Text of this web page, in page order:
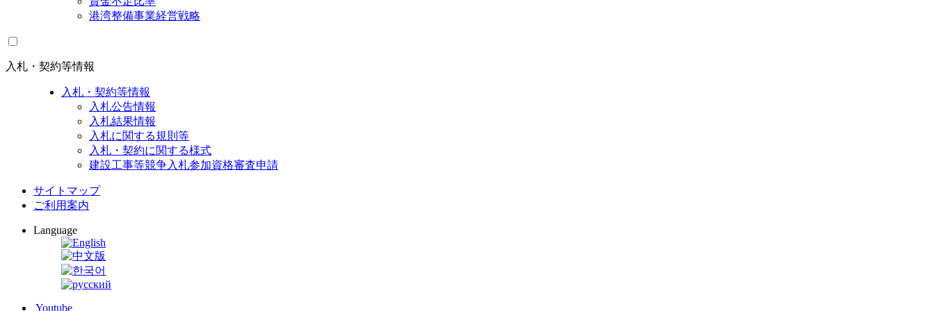
港湾整備事業経営戦略
入札・契約等情報
入札・契約等情報
入札公告情報
入札結果情報
入札に関する規則等
入札・契約に関する様式
建設工事等競争入札参加資格審査申請
サイトマップ
ご利用案内
Language
Youtube